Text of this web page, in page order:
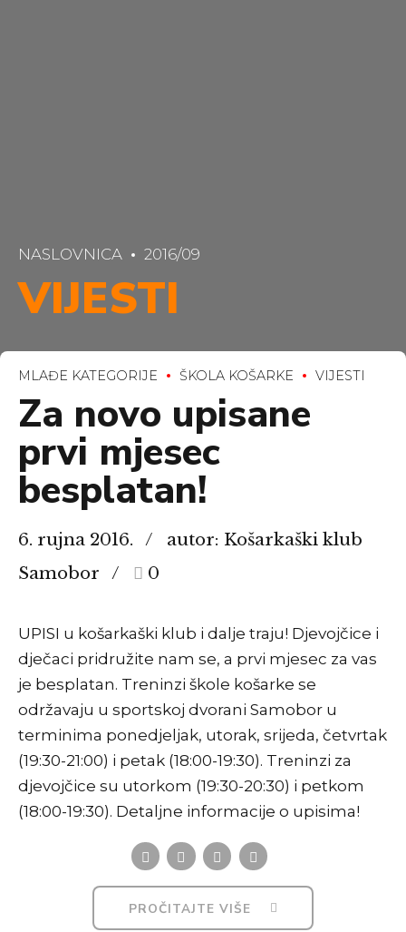
NASLOVNICA 2016/09
VIJESTI
MLAĐE KATEGORIJE ŠKOLA KOŠARKE VIJESTI
Za novo upisane
prvi mjesec
besplatan!
6. rujna 2016.
autor: Košarkaški klub
Samobor
0
UPISI u košarkaški klub i dalje traju! Djevojčice i
dječaci pridružite nam se, a prvi mjesec za vas
je besplatan. Treninzi škole košarke se
održavaju u sportskoj dvorani Samobor u
terminima ponedjeljak, utorak, srijeda, četvrtak
(19:30-21:00) i petak (18:00-19:30). Treninzi za
djevojčice su utorkom (19:30-20:30) i petkom
(18:00-19:30). Detaljne informacije o upisima!
PROČITAJTE VIŠE